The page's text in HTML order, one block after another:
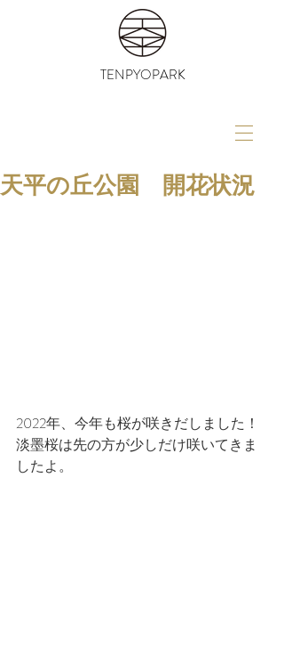
TENPYOPARK
天平の丘公園 開花状況
2022年、今年も桜が咲きだしました！
淡墨桜は先の方が少しだけ咲いてきま
したよ。